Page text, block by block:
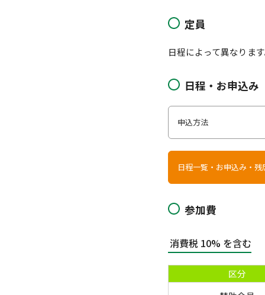
定員
日程によって異なりま
日程・お申込み
申込方法
日程一覧・お申込み・残
参加費
消費税 10% を含む
区分